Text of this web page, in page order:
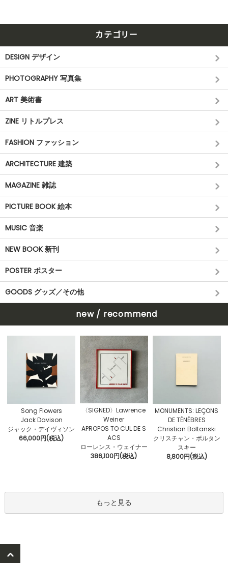
カテゴリー
DESIGN デザイン
PHOTOGRAPHY 写真集
ART 美術書
ZINE リトルプレス
FASHION ファッション
ARCHITECTURE 建築
MAGAZINE 雑誌
PICTURE BOOK 絵本
MUSIC 音楽
NEW BOOK 新刊
POSTER ポスター
GOODS グッズ／その他
new / recommend
Song Flowers
Jack Davison
ジャック・デイヴィソン
66,000円(税込)
〈SIGNED〉Lawrence
Weiner
APROPOS TO CUL DE S
ACS
ローレンス・ウェイナー
386,100円(税込)
MONUMENTS: LEÇONS
DE TÉNÉBRES
Christian Boltanski
クリスチャン・ボルタン
スキー
8,800円(税込)
もっと見る